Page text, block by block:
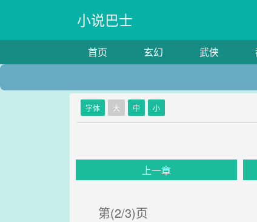
小说巴士
首页 玄幻 武侠
字体 大 中 小
上一章
第(2/3)页